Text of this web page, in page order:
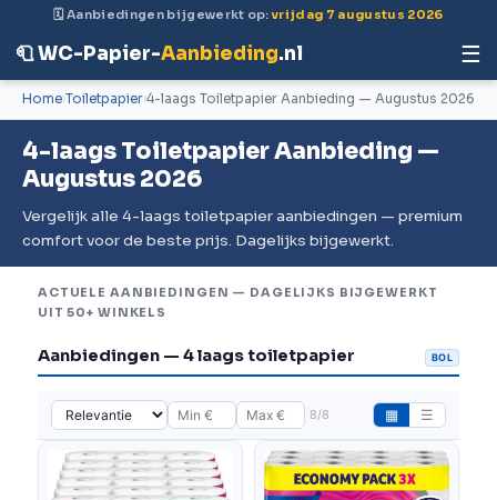
🗓 Aanbiedingen bijgewerkt op:vrijdag 7 augustus 2026
🧻 WC-Papier-Aanbieding.nl ☰
Home Toiletpapier 4-laags Toiletpapier Aanbieding — Augustus 2026
4-laags Toiletpapier Aanbieding —
Augustus 2026
Vergelijk alle 4-laags toiletpapier aanbiedingen — premium
comfort voor de beste prijs. Dagelijks bijgewerkt.
ACTUELE AANBIEDINGEN — DAGELIJKS BIJGEWERKT
UIT 50+ WINKELS
Aanbiedingen — 4 laags toiletpapier BOL
8/8 ▦ ☰